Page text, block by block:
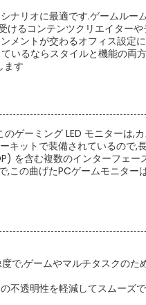
リオに最適です.ゲームルー
るコンテンツクリエイター
メントが交わるオフィス設定
いるならスタイルと機能の両
ます
ゲーミング LED モニターは,
キットで装備されているので,
を含む複数のインターフェー
この曲げたPCゲームモニタ
,ゲームやマルチタスクのた
不透明性を軽減してスムーズ